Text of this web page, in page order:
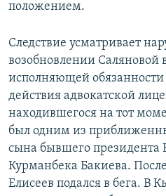
положением.
Следствие усматривает
возобновлении Саляновой
исполняющей
действия адвокатской
находившегося на тот
был одним из
сына бывшего президента
Курманбека Бакиева.
Елисеев подался в бега. В